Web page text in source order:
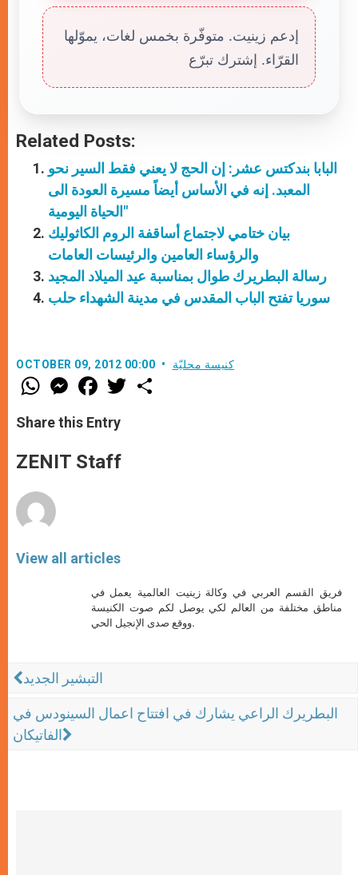
إدعم زينيت. متوفّرة بخمس لغات، يموّلها
القرّاء. إشترك تبرّع
Related Posts:
البابا بندكتس عشر: إن الحج لا يعني فقط السير نحو
المعبد. إنه في الأساس أيضاً مسيرة العودة الى
الحياة اليومية"
بيان ختامي لاجتماع أساقفة الروم الكاثوليك
والرؤساء العامين والرئيسات العامات
رسالة البطريرك طوال بمناسبة عيد الميلاد المجيد
سوريا تفتح الباب المقدس في مدينة الشهداء حلب
OCTOBER 09, 2012 00:00 كنيسة محليّة
W
h
t
s
p
p
M
e
s
e
g
e
F
a
e
b
o
k
w
Share this Entry
ZENIT Staff
View all articles
فريق القسم العربي في وكالة زينيت العالمية يعمل في
مناطق مختلفة من العالم لكي يوصل لكم صوت الكنيسة
ووقع صدى الإنجيل الحي.
التبشير الجديد
البطريرك الراعي يشارك في افتتاح اعمال السينودس في
الفاتيكان